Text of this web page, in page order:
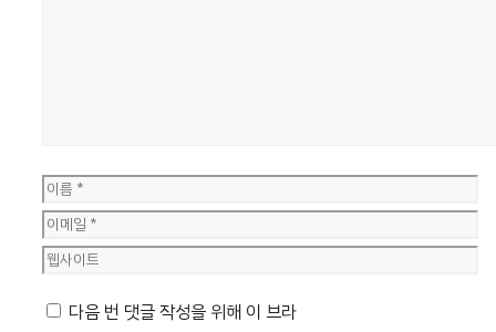
이
름
이
메
웹
다음 번 댓글 작성을 위해 이 브라